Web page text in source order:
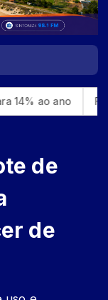
ano Flipei: festa
de
de